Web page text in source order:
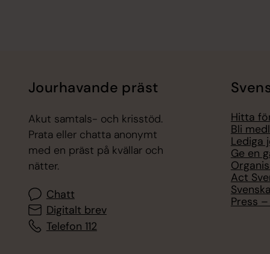
Jourhavande präst
Akut samtals- och krisstöd.
Prata eller chatta anonymt
med en präst på kvällar och
nätter.
Chatt
Digitalt brev
Telefon 112
Hitta
Bli
Lediga
Ge en
Act
Press